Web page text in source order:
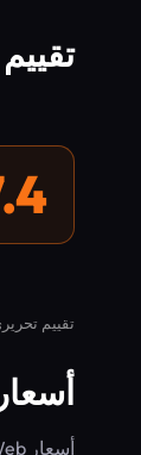
تقييم SaaSpartout
تقييم
أسعار 10Web
أسعار 10Web: من 10 دولار/شهر. نموذج الفوترة: Subscription.